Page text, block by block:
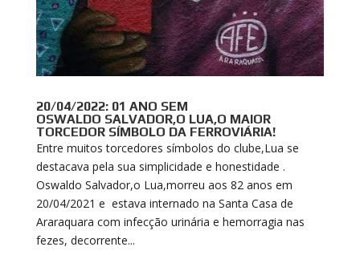
20/04/2022: 01 ANO SEM
OSWALDO SALVADOR,O LUA,O MAIOR
TORCEDOR SÍMBOLO DA FERROVIÁRIA!
Entre muitos torcedores símbolos do clube,Lua se
destacava pela sua simplicidade e honestidade .
Oswaldo Salvador,o Lua,morreu aos 82 anos em
20/04/2021 e estava internado na Santa Casa de
Araraquara com infecção urinária e hemorragia nas
fezes, decorrente...